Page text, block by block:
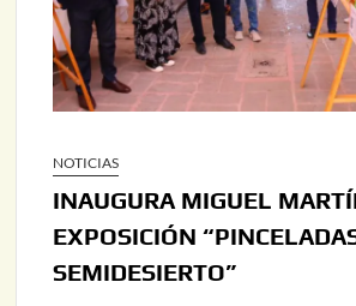
NOTICIAS
INAUGURA MIGUEL
EXPOSICIÓN
SEMIDESIERTO”